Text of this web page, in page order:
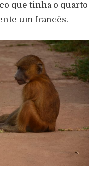
que tinha o quarto
um francês.